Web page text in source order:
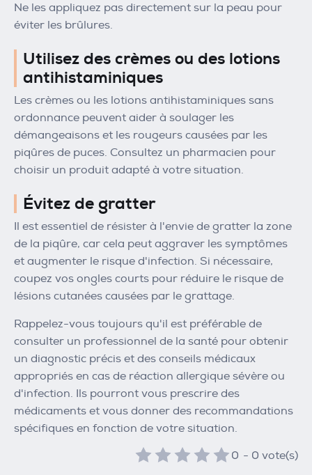
Ne les appliquez pas directement sur la peau pour
éviter les brûlures.
Utilisez des crèmes ou des lotions
antihistaminiques
Les crèmes ou les lotions antihistaminiques sans
ordonnance peuvent aider à soulager les
démangeaisons et les rougeurs causées par les
piqûres de puces. Consultez un pharmacien pour
choisir un produit adapté à votre situation.
Évitez de gratter
Il est essentiel de résister à l'envie de gratter la zone
de la piqûre, car cela peut aggraver les symptômes
et augmenter le risque d'infection. Si nécessaire,
coupez vos ongles courts pour réduire le risque de
lésions cutanées causées par le grattage.
Rappelez-vous toujours qu'il est préférable de
consulter un professionnel de la santé pour obtenir
un diagnostic précis et des conseils médicaux
appropriés en cas de réaction allergique sévère ou
d'infection. Ils pourront vous prescrire des
médicaments et vous donner des recommandations
spécifiques en fonction de votre situation.
0 - 0 vote(s)